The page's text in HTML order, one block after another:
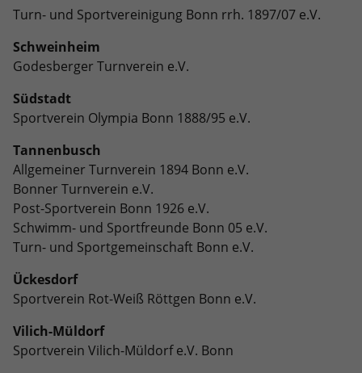
Turn- und Sportvereinigung Bonn rrh. 1897/07 e.V.
Schweinheim
Godesberger Turnverein e.V.
Südstadt
Sportverein Olympia Bonn 1888/95 e.V.
Tannenbusch
Allgemeiner Turnverein 1894 Bonn e.V.
Bonner Turnverein e.V.
Post-Sportverein Bonn 1926 e.V.
Schwimm- und Sportfreunde Bonn 05 e.V.
Turn- und Sportgemeinschaft Bonn e.V.
Ückesdorf
Sportverein Rot-Weiß Röttgen Bonn e.V.
Vilich-Müldorf
Sportverein Vilich-Müldorf e.V. Bonn